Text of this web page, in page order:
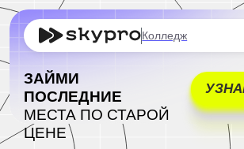
УЗНАЙ
ПОСЛЕДНИЕ
МЕСТА ПО СТАРОЙ
ЦЕНЕ
Колледж
ФГОС 09.02.13